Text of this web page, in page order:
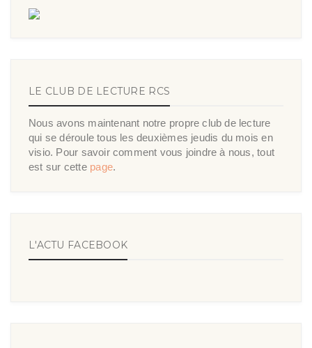
LE CLUB DE LECTURE RCS
Nous avons maintenant notre propre club de lecture
qui se déroule tous les deuxièmes jeudis du mois en
visio. Pour savoir comment vous joindre à nous, tout
est sur cette page.
L'ACTU FACEBOOK